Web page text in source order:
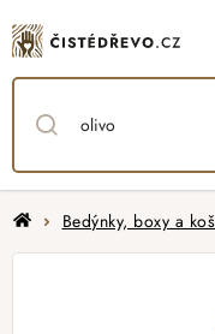
na
obsah
DomůBedýnky, boxy a